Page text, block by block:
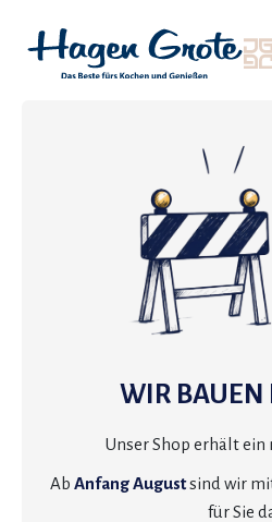
WIR BAUEN
Unser Shop erhält ein
Ab Anfang Augustsind wir
für Sie